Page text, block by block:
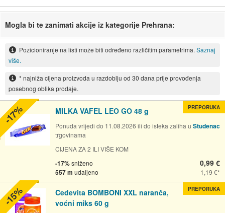
Mogla bi te zanimati akcije iz kategorije Prehrana:
Pozicioniranje na listi može biti određeno različitim parametrima. Saznaj
više.
* najniža cijena proizvoda u razdoblju od 30 dana prije provođenja
posebnog oblika prodaje.
MILKA VAFEL LEO GO 48 g
Ponuda vrijedi do 11.08.2026 ili do isteka zaliha u Studenac
trgovinama
CIJENA ZA 2 ILI VIŠE KOM
-17%sniženo
557 m udaljeno
0,99 €
1,19 €
PREPORUKA
-17%
Cedevita BOMBONI XXL naranča,
voćni miks 60 g
PREPORUKA
-15%